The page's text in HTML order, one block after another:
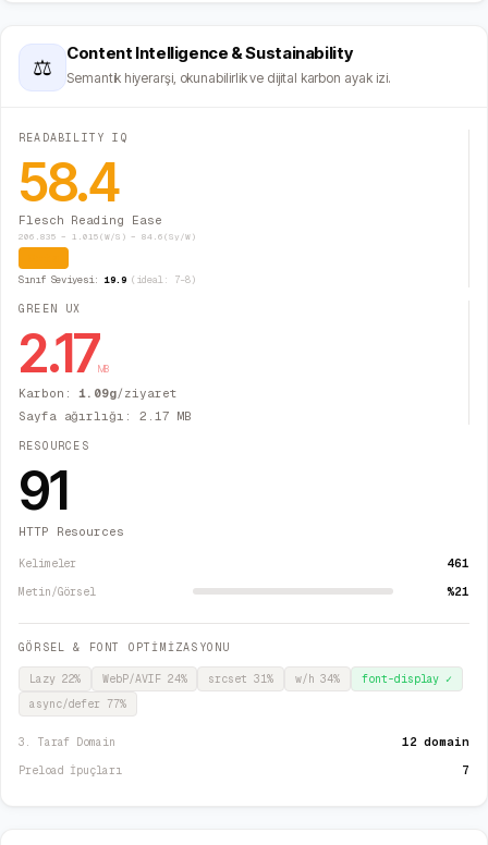
⚖
Content Intelligence & Sustainability
Semantik hiyerarşi, okunabilirlik ve dijital karbon ayak izi.
READABILITY IQ
58.4
Flesch Reading Ease
206.835 − 1.015(W/S) − 84.6(Sy/W)
Sınıf Seviyesi: 19.9(ideal: 7–8)
GREEN UX
2.17MB
Karbon:1.09g/ziyaret
Sayfa ağırlığı: 2.17 MB
RESOURCES
91
HTTP Resources
Kelimeler 461
Metin/Görsel %21
GÖRSEL & FONT OPTİMİZASYONU
Lazy 22% WebP/AVIF 24% srcset 31% w/h34% font-display✓
async/defer 77%
3. Taraf Domain 12 domain
Preload İpuçları 7